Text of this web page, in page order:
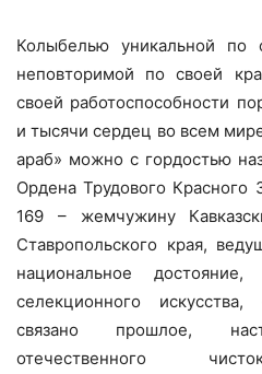
Колыбелью уникальной по
неповторимой по своей
своей работоспособности
и тысячи сердец во всем
араб» можно с гордостью
Ордена Трудового
169 – жемчужину
Ставропольского края,
национальное
селекционного
связано прошлое,
отечественного